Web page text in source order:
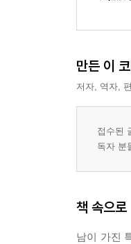
만든 이
저자, 역자,
접수된
독자 분
책 속으로
남이 가진